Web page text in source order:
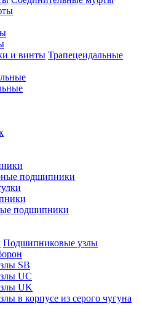
Трапецеидальные
подшипники
подшипники
Подшипниковые узлы
SB
UC
UK
в корпусе из серого чугуна